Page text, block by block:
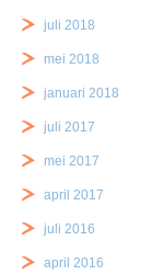
juli 2018
mei 2018
januari 2018
juli 2017
mei 2017
april 2017
juli 2016
april 2016